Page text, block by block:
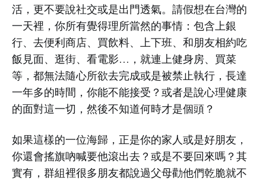
活，更不要說社交或是出門透氣。請假想在台灣的
一天裡，你所有覺得理所當然的事情：包含上銀
行、去便利商店、買飲料、上下班、和朋友相約吃
飯見面、逛街、看電影…，就連上健身房、買菜
等，都無法隨心所欲去完成或是被禁止執行，長達
一年多的時間，你能不能接受？或者是說心理健康
的面對這一切，然後不知道何時才是個頭？
如果這樣的一位海歸，正是你的家人或是好朋友，
你還會搖旗吶喊要他滾出去？或是不要回來嗎？其
實有，群組裡很多朋友都說過父母勸他們乾脆就不